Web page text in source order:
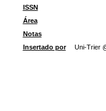
ISSN
Área
Notas
Insertado por
Uni-Trier